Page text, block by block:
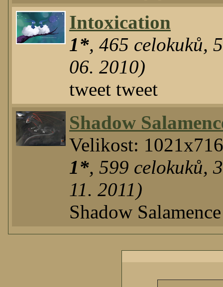
Intoxication
1*,465 celokuků,
06. 2010)
tweet tweet
Shadow
Velikost:
1*,599 celokuků,
11. 2011)
Shadow